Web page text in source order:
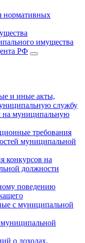
нормативных
имущества
РФ
и иные акты,
службу
на муниципальную
требования
муниципальной
конкурсов на
должности
поведению
с муниципальной
о доходах,